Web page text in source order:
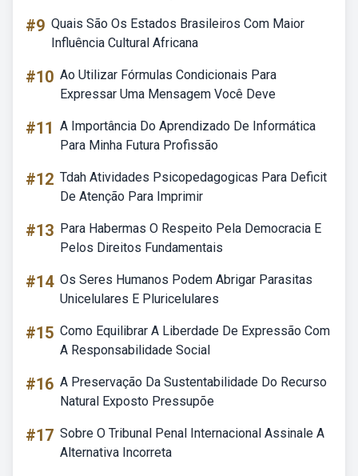
#9 Quais São Os Estados Brasileiros Com Maior
Influência Cultural Africana
#10 Ao Utilizar Fórmulas Condicionais Para
Expressar Uma Mensagem Você Deve
#11 A Importância Do Aprendizado De Informática
Para Minha Futura Profissão
#12 Tdah Atividades Psicopedagogicas Para Deficit
De Atenção Para Imprimir
#13 Para Habermas O Respeito Pela Democracia E
Pelos Direitos Fundamentais
#14 Os Seres Humanos Podem Abrigar Parasitas
Unicelulares E Pluricelulares
#15 Como Equilibrar A Liberdade De Expressão Com
A Responsabilidade Social
#16 A Preservação Da Sustentabilidade Do Recurso
Natural Exposto Pressupõe
#17 Sobre O Tribunal Penal Internacional Assinale A
Alternativa Incorreta